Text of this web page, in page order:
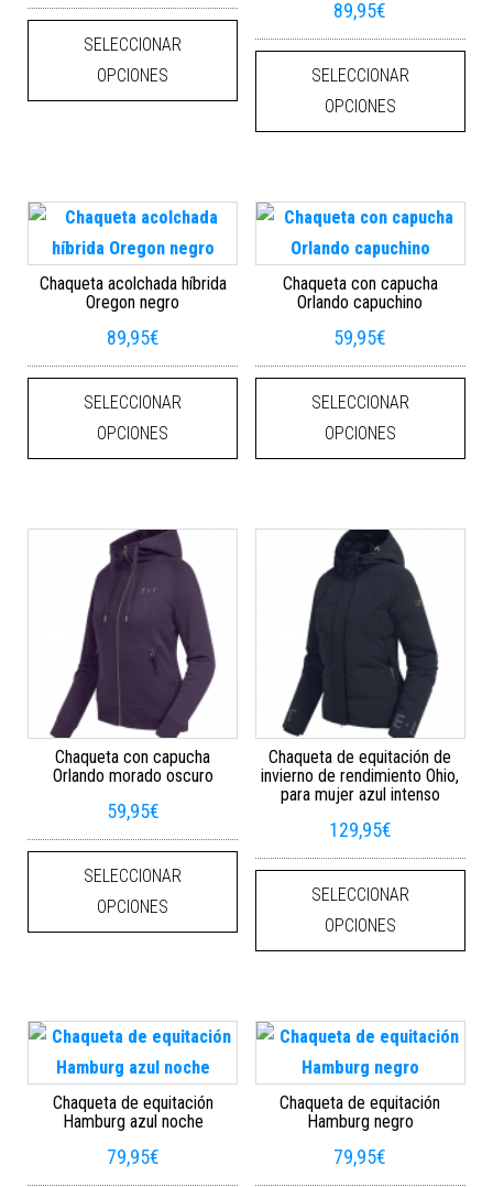
SELECCIONAR
OPCIONES
Este producto tiene múltiples
89,95€
SELECCIONAR
OPCIONES
Chaqueta acolchada híbrida
Oregon negro
89,95€
SELECCIONAR
OPCIONES
Este producto tiene múltiples
Chaqueta con capucha
Orlando capuchino
59,95€
SELECCIONAR
OPCIONES
Chaqueta con capucha
Orlando morado oscuro
59,95€
SELECCIONAR
OPCIONES
Este producto tiene múltiples
Chaqueta de equitación de
invierno de rendimiento Ohio,
para mujer azul intenso
129,95€
SELECCIONAR
OPCIONES
Chaqueta de equitación
Hamburg azul noche
79,95€
Chaqueta de equitación
Hamburg negro
79,95€